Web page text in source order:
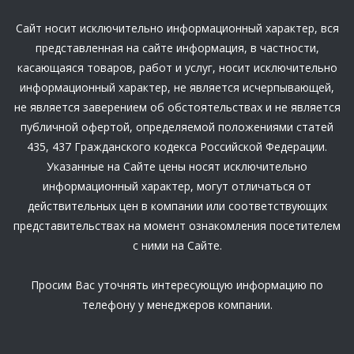
Сайт носит исключительно информационный характер, вся
представленная на сайте информация, в частности,
касающаяся товаров, работ и услуг, носит исключительно
информационный характер, не является исчерпывающей,
не является заверением об обстоятельствах и не является
публичной офертой, определяемой положениями статей
435, 437 Гражданского кодекса Российской Федерации.
Указанные на Сайте цены носят исключительно
информационный характер, могут отличаться от
действительных цен в компании или соответствующих
представительствах на момент ознакомления посетителем
с ними на Сайте.
Просим Вас уточнять интересующую информацию по
телефону у менеджеров компании.